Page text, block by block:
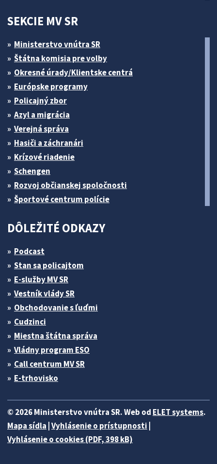
SEKCIE MV SR
Ministerstvo vnútra SR
Štátna komisia pre volby
Okresné úrady/Klientske centrá
Európske programy
Policajný zbor
Azyl a migrácia
Verejná správa
Hasiči a záchranári
Krízové riadenie
Schengen
Rozvoj občianskej spoločnosti
Športové centrum polície
DÔLEŽITÉ ODKAZY
Podcast
Stan sa policajtom
E-služby MV SR
Vestník vlády SR
Obchodovanie s ľuďmi
Cudzinci
Miestna štátna správa
Vládny program ESO
Call centrum MV SR
E-trhovisko
© 2026 Ministerstvo vnútra SR. Web od ELET systems.
Mapa sídla Vyhlásenie o prístupnosti
Vyhlásenie o cookies (PDF, 398 kB)